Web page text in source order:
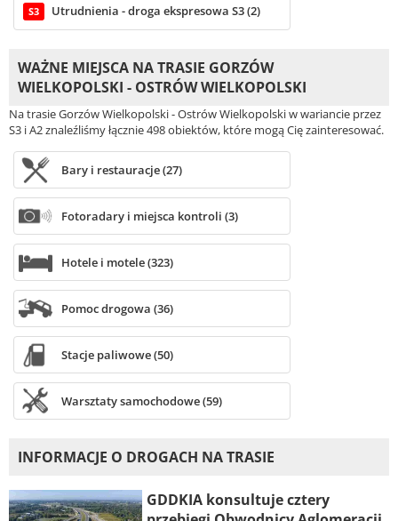
S3 Utrudnienia - droga ekspresowa S3 (2)
WAŻNE MIEJSCA NA TRASIE GORZÓW
WIELKOPOLSKI - OSTRÓW WIELKOPOLSKI
Na trasie Gorzów Wielkopolski - Ostrów Wielkopolski w wariancie przez
S3 i A2 znaleźliśmy łącznie 498 obiektów, które mogą Cię zainteresować.
Bary i restauracje (27)
Fotoradary i miejsca kontroli (3)
Hotele i motele (323)
Pomoc drogowa (36)
Stacje paliwowe (50)
Warsztaty samochodowe (59)
INFORMACJE O DROGACH NA TRASIE
GDDKIA konsultuje cztery